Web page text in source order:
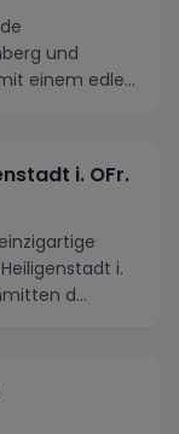
und
einem edlen
i. OFr.
i.
d...